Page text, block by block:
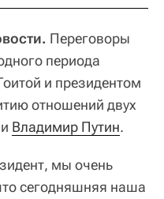
Переговоры
периода
и президентом
отношений двух
Владимир Путин.
мы очень
сегодняшняя наша